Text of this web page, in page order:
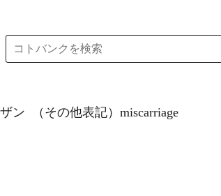
ン （その他表記）miscarriage